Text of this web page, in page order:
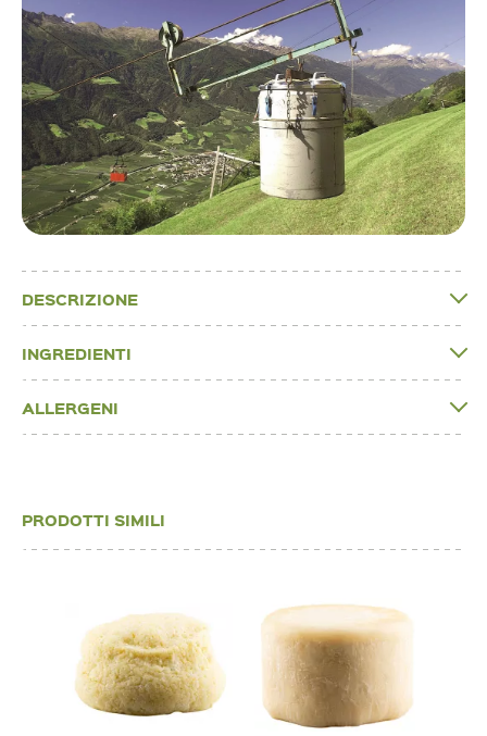
DESCRIZIONE
INGREDIENTI
ALLERGENI
PRODOTTI SIMILI